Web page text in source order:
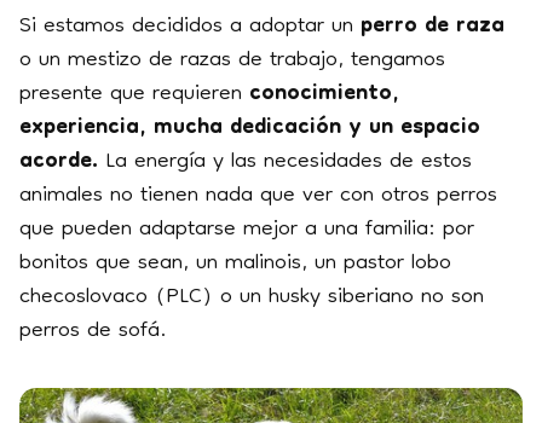
Si estamos decididos a adoptar unperro de raza
o un mestizo de razas de trabajo, tengamos
presente que requierenconocimiento,
experiencia, mucha dedicación y un espacio
acorde.La energía y las necesidades de estos
animales no tienen nada que ver con otros perros
que pueden adaptarse mejor a una familia: por
bonitos que sean, un malinois, un pastor lobo
checoslovaco (PLC) o un husky siberiano no son
perros de sofá.